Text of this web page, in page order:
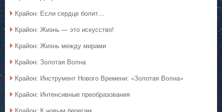
Крайон: Если сердце болит…
Крайон: Жизнь — это искусство!
Крайон: Жизнь между мирами
Крайон: Золотая Волна
Крайон: Инструмент Нового Времени: «Золотая Волна»
Крайон: Интенсивные преобразования